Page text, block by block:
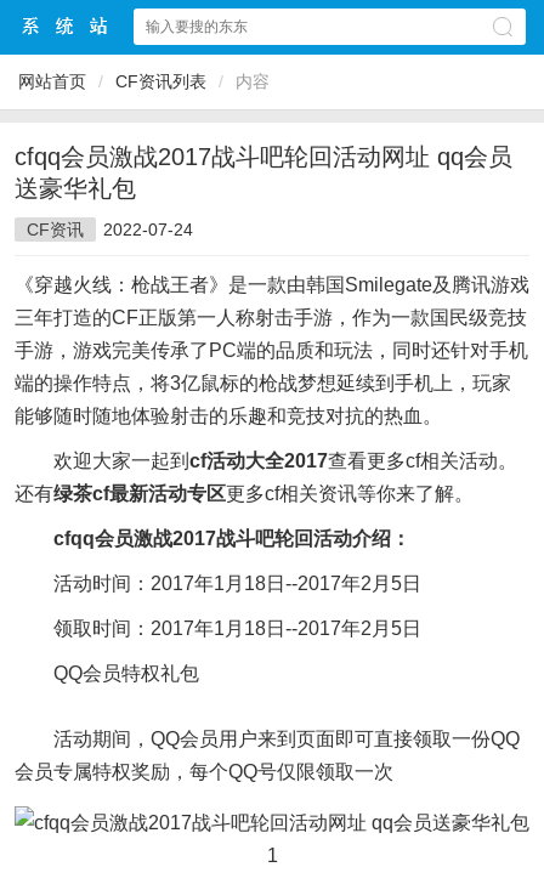
网站首页 / CF资讯列表 / 内容
cfqq会员激战2017战斗吧轮回活动网址 qq会员
送豪华礼包
CF资讯 2022-07-24
《穿越火线：枪战王者》是一款由韩国Smilegate及腾讯游戏
三年打造的CF正版第一人称射击手游，作为一款国民级竞技
手游，游戏完美传承了PC端的品质和玩法，同时还针对手机
端的操作特点，将3亿鼠标的枪战梦想延续到手机上，玩家
能够随时随地体验射击的乐趣和竞技对抗的热血。
欢迎大家一起到 cf活动大全2017查看更多cf相关活动。
还有绿茶cf最新活动专区更多cf相关资讯等你来了解。
cfqq会员激战2017战斗吧轮回活动介绍：
活动时间：2017年1月18日--2017年2月5日
领取时间：2017年1月18日--2017年2月5日
QQ会员特权礼包
活动期间，QQ会员用户来到页面即可直接领取一份QQ
会员专属特权奖励，每个QQ号仅限领取一次